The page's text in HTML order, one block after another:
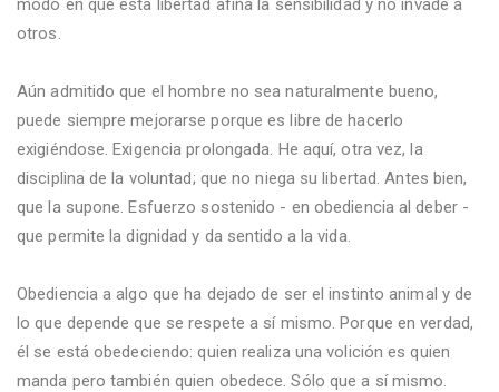
modo en que esta libertad afina la sensibilidad y no invade a
otros.
Aún admitido que el hombre no sea naturalmente bueno,
puede siempre mejorarse porque es libre de hacerlo
exigiéndose. Exigencia prolongada. He aquí, otra vez, la
disciplina de la voluntad; que no niega su libertad. Antes bien,
que la supone. Esfuerzo sostenido - en obediencia al deber -
que permite la dignidad y da sentido a la vida.
Obediencia a algo que ha dejado de ser el instinto animal y de
lo que depende que se respete a sí mismo. Porque en verdad,
él se está obedeciendo: quien realiza una volición es quien
manda pero también quien obedece. Sólo que a sí mismo.